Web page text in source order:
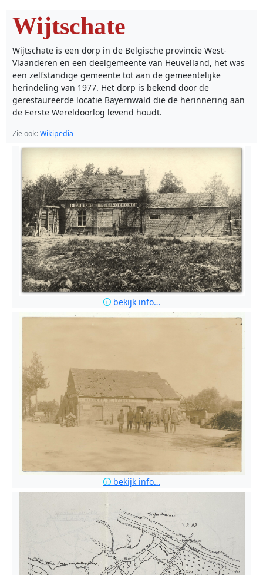
Wijtschate
Wijtschate is een dorp in de Belgische provincie West-
Vlaanderen en een deelgemeente van Heuvelland, het was
een zelfstandige gemeente tot aan de gemeentelijke
herindeling van 1977. Het dorp is bekend door de
gerestaureerde locatie Bayernwald die de herinnering aan
de Eerste Wereldoorlog levend houdt.
Zie ook:Wikipedia
🛈 bekijk info…
🛈 bekijk info…